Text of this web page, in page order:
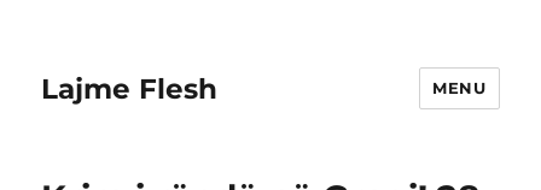
Lajme Flesh MENU